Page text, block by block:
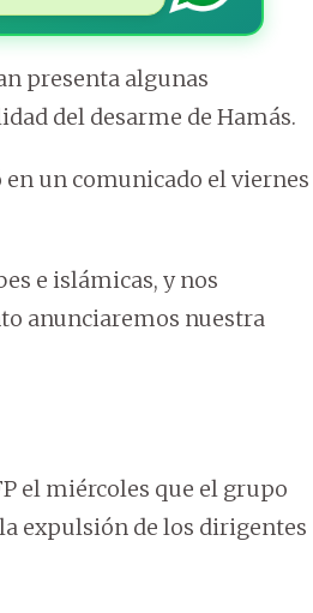
presenta algunas
del desarme de Hamás.
un comunicado el viernes
e islámicas, y nos
anunciaremos nuestra
el miércoles que el grupo
expulsión de los dirigentes